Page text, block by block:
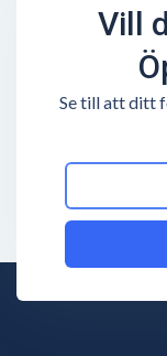
Vill
Se till att ditt